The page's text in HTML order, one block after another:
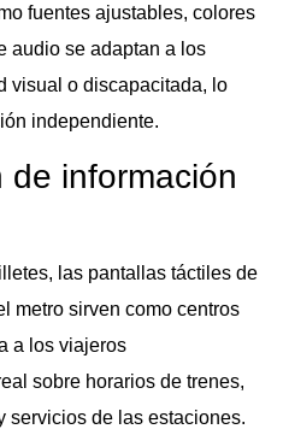
fuentes ajustables, colores
audio se adaptan a los
visual o discapacitada, lo
independiente.
de información
las pantallas táctiles de
metro sirven como centros
a los viajeros
sobre horarios de trenes,
servicios de las estaciones.